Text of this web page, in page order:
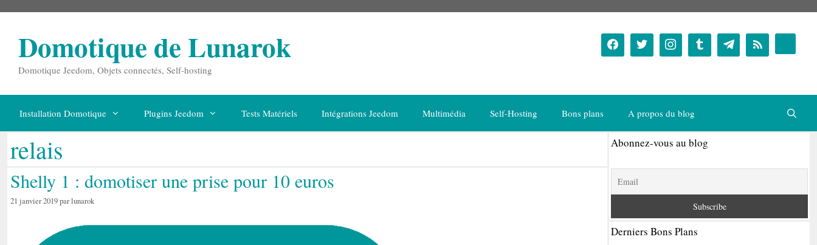
Domotique de Lunarok
Domotique Jeedom, Objets connectés, Self-hosting
Installation Domotique Plugins Jeedom Tests Matériels Intégrations Jeedom Multimédia Self-Hosting Bons plans A propos du blog
relais
Shelly 1 : domotiser une prise pour 10 euros
21 janvier 2019parlunarok
Abonnez-vous au blog
Derniers Bons Plans